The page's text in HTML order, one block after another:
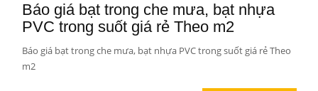
Báo giá bạt trong che mưa, bạt nhựa
PVC trong suốt giá rẻ Theo m2
Báo giá bạt trong che mưa, bạt nhựa PVC trong suốt giá rẻ Theo
m2